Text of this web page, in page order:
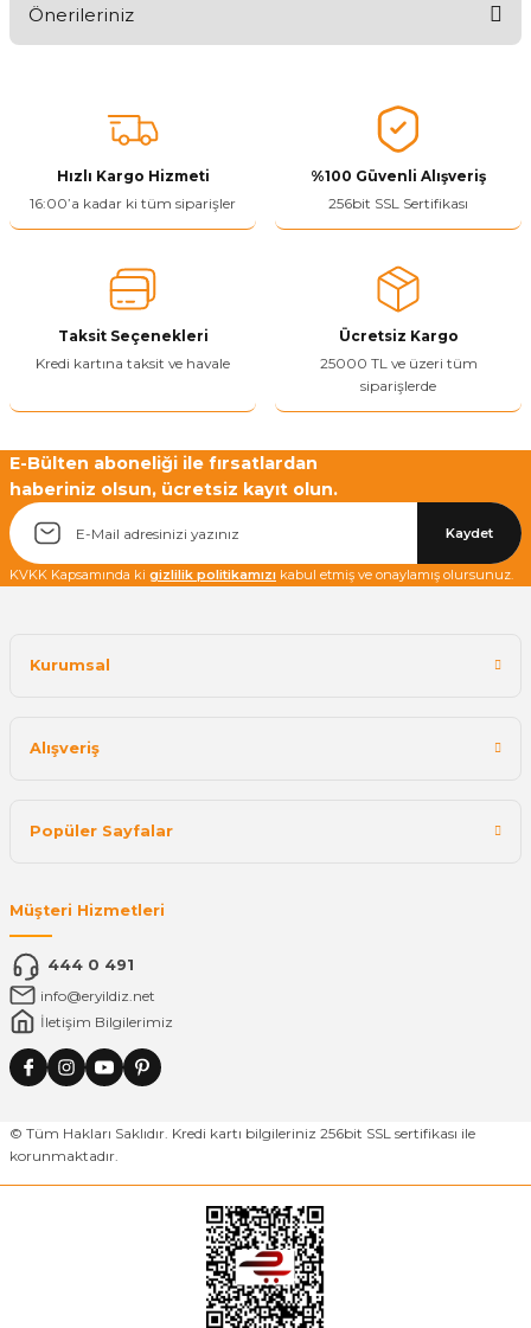
Önerileriniz
tarafımıza iletebilirsiniz.
Görüş ve önerileriniz için teşekkür ederiz.
Ürün resmi kalitesiz, bozuk veya görüntülenemiyor.
Ürün bilgilerinde hatalar bulunuyor.
Ürün fiyatı diğer sitelerden daha pahalı.
Bu ürüne benzer farklı alternatifler olmalı.
Yetkiliye Gönder
Hızlı Kargo Hizmeti
16:00’a kadar ki tüm siparişler
%100 Güvenli Alışveriş
256bit SSL Sertifikası
Taksit Seçenekleri
Kredi kartına taksit ve havale
Ücretsiz Kargo
25000 TL ve üzeri tüm
siparişlerde
E-Bülten aboneliği ile fırsatlardan
haberiniz olsun, ücretsiz kayıt olun.
Kaydet
KVKK Kapsamında ki gizlilik politikamızı kabul etmiş ve onaylamış olursunuz.
Kurumsal
Alışveriş
Popüler Sayfalar
Müşteri Hizmetleri
444 0 491
info@eryildiz.net
İletişim Bilgilerimiz
© Tüm Hakları Saklıdır. Kredi kartı bilgileriniz 256bit SSL sertifikası ile
korunmaktadır.